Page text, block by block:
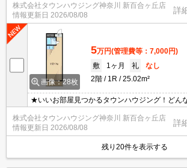
株式会社タウンハウジング神奈川 新百合ヶ丘店
情報更新日 2026/08/08
詳
画像：28枚
5万円(管理費等：7,000円)
敷
1ヶ月 礼
なし
2階
1R 25.02m²
★いいお部屋見つかるタウンハウジング！どん
株式会社タウンハウジング神奈川 新百合ヶ丘店
情報更新日 2026/08/08
詳
残り20件を表示する